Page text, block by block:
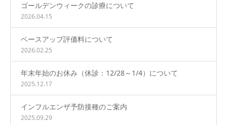
ゴールデンウィークの診療について
2026.04.15
ベースアップ評価料について
2026.02.25
年末年始のお休み（休診：12/28～1/4）について
2025.12.17
インフルエンザ予防接種のご案内
2025.09.29